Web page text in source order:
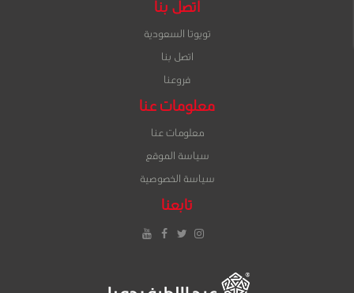
اتصل بنا
تويوتا السعودية
اتصل بنا
فروعنا
معلومات عنا
معلومات عنا
سياسة الموقع
سياسة الخصوصية
تابعنا